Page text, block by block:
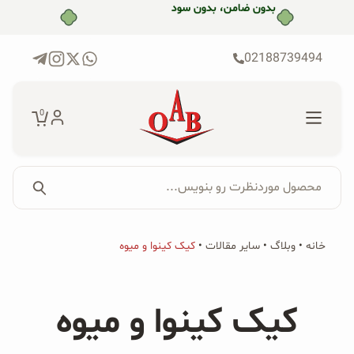
بدون ضامن، بدون سود
02188739494
0
برای:
جستجو...
پکیج‌ها
محصولات ارگانیک
محصول موردنظرت رو بنویس...
خانه • وبلاگ • سایر مقالات • کیک کینوا و میوه
کیک کینوا و میوه